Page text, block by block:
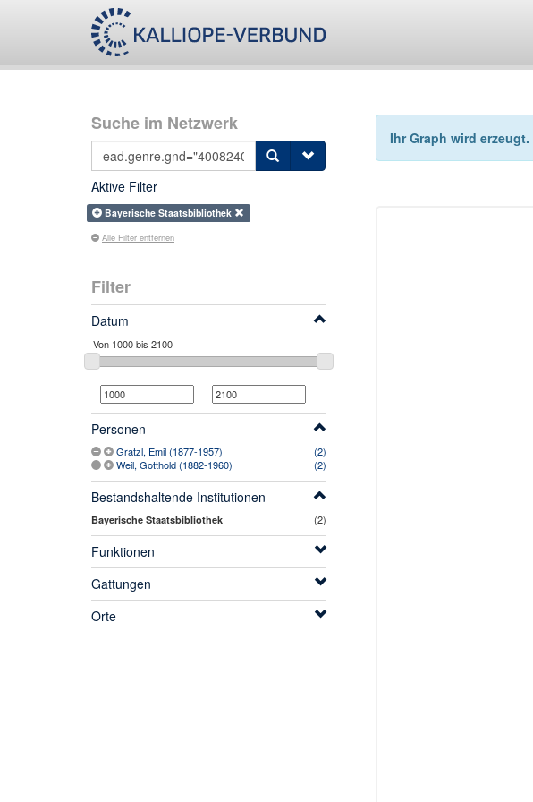
Suche im Netzwerk
Aktive Filter
Bayerische Staatsbibliothek
Alle Filter entfernen
Filter
Datum
Personen
Gratzl, Emil (1877-1957)
(2)
Weil, Gotthold (1882-1960)
(2)
Bestandshaltende Institutionen
Bayerische Staatsbibliothek (2)
Funktionen
Gattungen
Orte
Ihr Graph wird erzeugt.